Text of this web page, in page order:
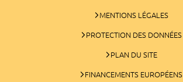
MENTIONS LÉGALES
PROTECTION DES DONNÉES
PLAN DU SITE
FINANCEMENTS EUROPÉENS